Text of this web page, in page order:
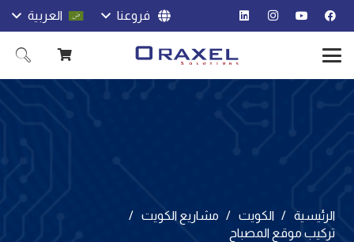
فروعنا العربية
الرئيسية / الكويت / مشاريع الكويت /
تركيب موقع المصباح